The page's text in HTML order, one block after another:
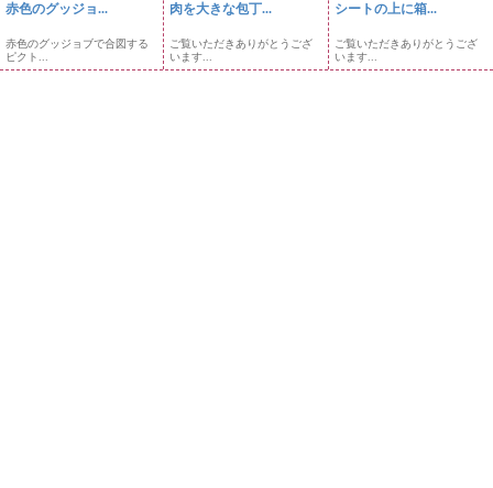
赤色のグッジョ...
赤色のグッジョブで合図する
ピクト...
肉を大きな包丁...
ご覧いただきありがとうござ
います...
シートの上に箱...
ご覧いただきありがとうござ
います...